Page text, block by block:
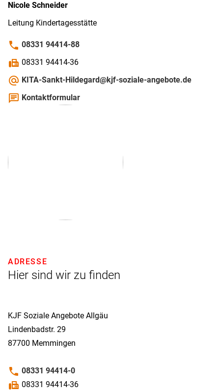
Nicole Schneider
Leitung Kinder­tages­stätte
phone 08331 94414-88
fax 08331 94414-36
alternate_email KITA-Sankt-Hildegard@kjf-soziale-angebote.de
chat Kontaktformular
Hier sind wir zu finden
ADRESSE
KJF Soziale Angebote Allgäu
Lindenbadstr. 29
87700 Memmingen
phone 08331 94414-0
fax 08331 94414-36